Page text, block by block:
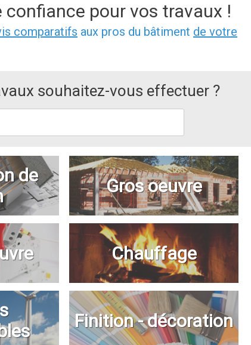
confiance pour vos travaux !
comparatifs aux pros du bâtiment de votre
souhaitez-vous effectuer ?
de
Gros oeuvre
Chauffage
Finition - décoration